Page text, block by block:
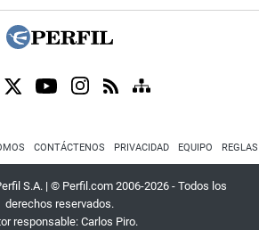
CONTÁCTENOS PRIVACIDAD EQUIPO
S.A. | © Perfil.com 2006-2026 - Todos los
derechos reservados.
responsable: Carlos Piro.